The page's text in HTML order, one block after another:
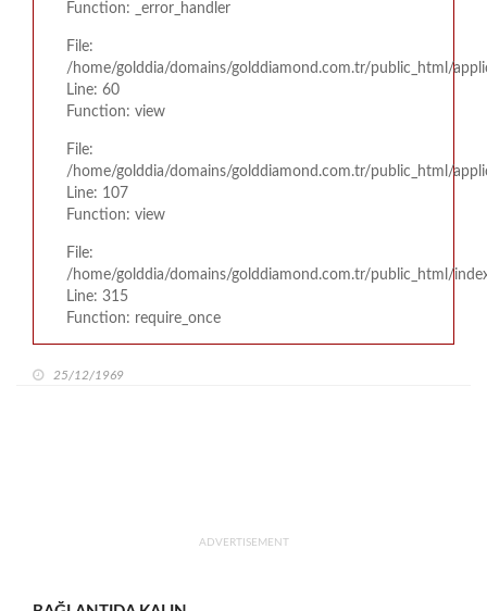
Function: _error_handler
File:
/home/golddia/domains/golddiamond.com.tr/public_html/
Line: 60
Function: view
File:
/home/golddia/domains/golddiamond.com.tr/public_html/
Line: 107
Function: view
File:
/home/golddia/domains/golddiamond.com.tr/public_html/
Line: 315
Function: require_once
25/12/1969
ADVERTISEMENT